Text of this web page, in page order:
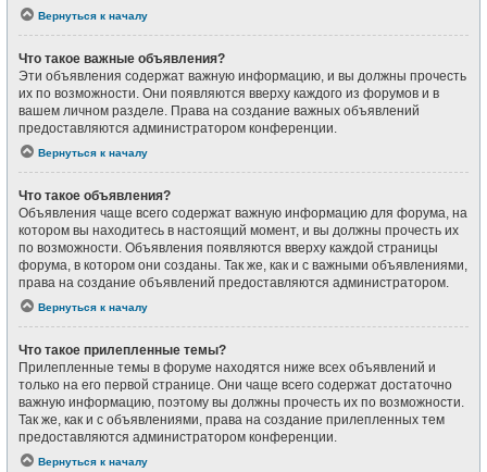
Вернуться к началу
Что такое важные объявления?
Эти объявления содержат важную информацию, и вы должны прочесть
их по возможности. Они появляются вверху каждого из форумов и в
вашем личном разделе. Права на создание важных объявлений
предоставляются администратором конференции.
Вернуться к началу
Что такое объявления?
Объявления чаще всего содержат важную информацию для форума, на
котором вы находитесь в настоящий момент, и вы должны прочесть их
по возможности. Объявления появляются вверху каждой страницы
форума, в котором они созданы. Так же, как и с важными объявлениями,
права на создание объявлений предоставляются администратором.
Вернуться к началу
Что такое прилепленные темы?
Прилепленные темы в форуме находятся ниже всех объявлений и
только на его первой странице. Они чаще всего содержат достаточно
важную информацию, поэтому вы должны прочесть их по возможности.
Так же, как и с объявлениями, права на создание прилепленных тем
предоставляются администратором конференции.
Вернуться к началу